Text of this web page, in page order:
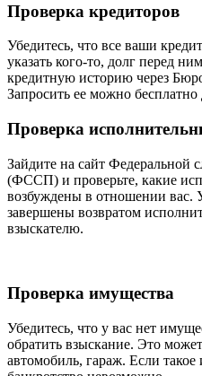
Проверка кредиторов
Убедитесь, что все ваши
указать кого-то, долг перед
кредитную историю через
Запросить ее можно бесплатно
Проверка
Зайдите на сайт Федеральной
(ФССП) и проверьте, какие
возбуждены в отношении вас.
завершены возвратом
взыскателю.
Проверка имущества
Убедитесь, что у вас нет
обратить взыскание. Это
автомобиль, гараж. Если